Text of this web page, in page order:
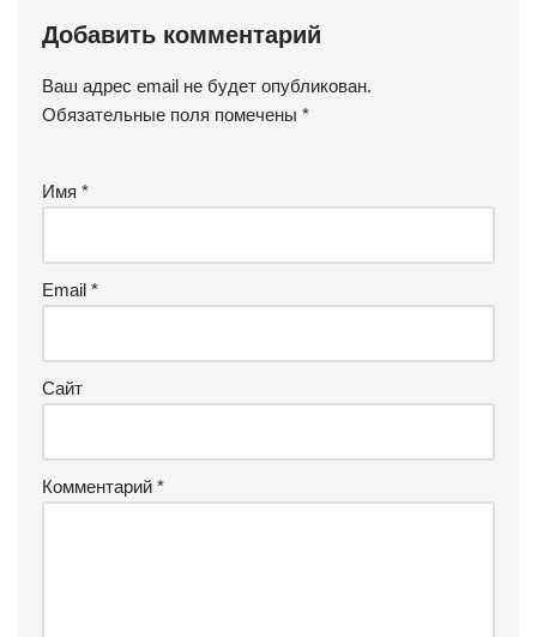
Добавить комментарий
Ваш адрес email не будет опубликован.
Обязательные поля помечены *
Имя *
Email *
Сайт
Комментарий *